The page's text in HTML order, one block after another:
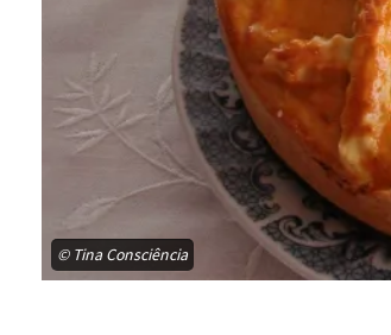
© Tina Consciência